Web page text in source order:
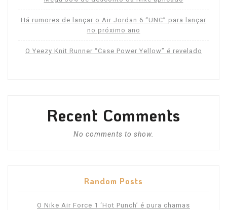
Há rumores de lançar o Air Jordan 6 “UNC” para lançar
no próximo ano
O Yeezy Knit Runner “Case Power Yellow” é revelado
Recent Comments
No comments to show.
Random Posts
O Nike Air Force 1 ‘Hot Punch’ é pura chamas